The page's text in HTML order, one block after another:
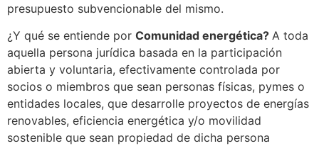
presupuesto subvencionable del mismo.
¿Y qué se entiende por Comunidad energética? A toda
aquella persona jurídica basada en la participación
abierta y voluntaria, efectivamente controlada por
socios o miembros que sean personas físicas, pymes o
entidades locales, que desarrolle proyectos de energías
renovables, eficiencia energética y/o movilidad
sostenible que sean propiedad de dicha persona